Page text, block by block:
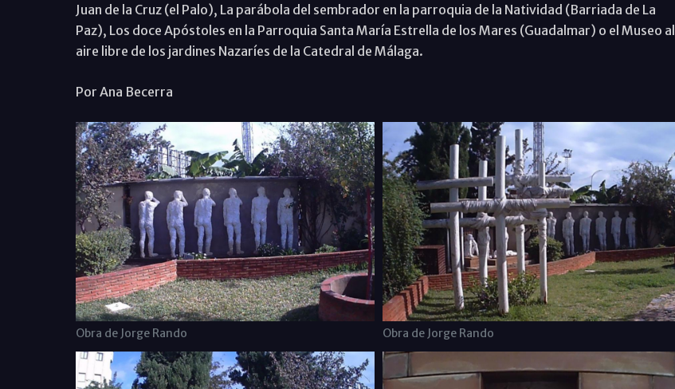
Juan de la Cruz (el Palo), La parábola del sembrador en la parroquia de la Natividad (Barriada de La
Paz), Los doce Apóstoles en la Parroquia Santa María Estrella de los Mares (Guadalmar) o el Museo al
aire libre de los jardines Nazaríes de la Catedral de Málaga.
Por Ana Becerra
Obra de Jorge Rando Obra de Jorge Rando